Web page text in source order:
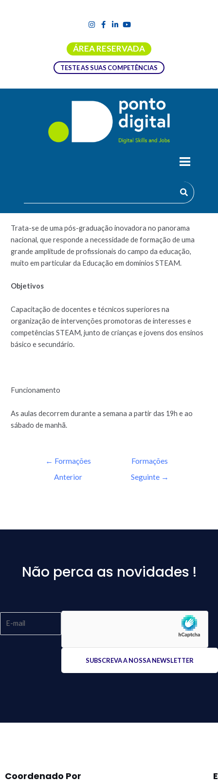
ÁREA RESERVADA
TESTE AS SUAS COMPETÊNCIAS
INTERVENÇÃO EM CARREIRAS STEAM
O que é?
Trata-se de uma pós-graduação inovadora no panorama
nacional, que responde a necessidade de formação de uma
grande amplitude de profissionais do campo da educação,
muito em particular da Educação em domínios STEAM.
Objetivos
Capacitação de docentes e técnicos superiores na
organização de intervenções promotoras de interesses e
competências STEAM, junto de crianças e jovens dos ensinos
básico e secundário.
Funcionamento
As aulas decorrem durante a semana a partir das 19h e ao
sábado de manhã.
← Formações
Anterior
Formações
Seguinte →
Não perca as novidades !
Coordenado Por